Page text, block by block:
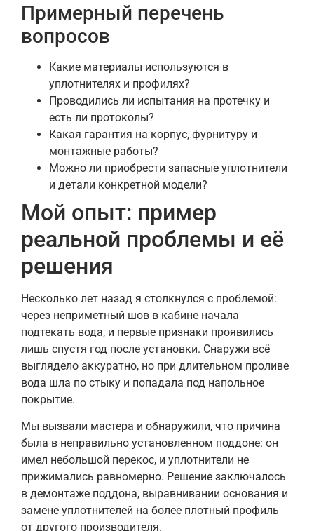
Примерный перечень
вопросов
Какие материалы используются в
уплотнителях и профилях?
Проводились ли испытания на протечку и
есть ли протоколы?
Какая гарантия на корпус, фурнитуру и
монтажные работы?
Можно ли приобрести запасные уплотнители
и детали конкретной модели?
Мой опыт: пример
реальной проблемы и её
решения
Несколько лет назад я столкнулся с проблемой:
через неприметный шов в кабине начала
подтекать вода, и первые признаки проявились
лишь спустя год после установки. Снаружи всё
выглядело аккуратно, но при длительном проливе
вода шла по стыку и попадала под напольное
покрытие.
Мы вызвали мастера и обнаружили, что причина
была в неправильно установленном поддоне: он
имел небольшой перекос, и уплотнители не
прижимались равномерно. Решение заключалось
в демонтаже поддона, выравнивании основания и
замене уплотнителей на более плотный профиль
от другого производителя.